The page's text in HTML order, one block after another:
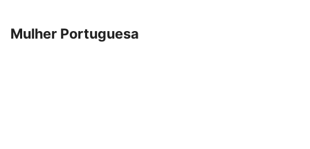
Mulher Portuguesa